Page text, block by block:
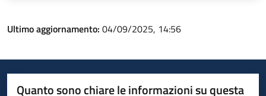
Ultimo aggiornamento: 04/09/2025, 14:56
Quanto sono chiare le informazioni su questa